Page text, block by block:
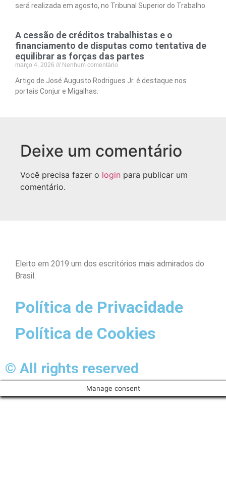
será realizada em agosto, no Tribunal Superior do Trabalho.
A cessão de créditos trabalhistas e o
financiamento de disputas como tentativa de
equilibrar as forças das partes
março 4, 2026 Nenhum comentário
Artigo de José Augusto Rodrigues Jr. é destaque nos
portais Conjur e Migalhas.
Deixe um comentário
Você precisa fazer o login para publicar um
comentário.
Eleito em 2019 um dos escritórios mais admirados do
Brasil.
Política de Privacidade
Política de Cookies
© All rights reserved
Manage consent